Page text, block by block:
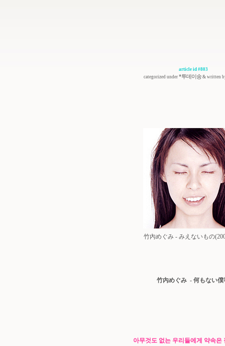
article id #803
categorized under *투데이송 & written
竹內めぐみ - みえないもの
竹內めぐみ - 何もない僕
아무것도 없는 우리들에게 약속은